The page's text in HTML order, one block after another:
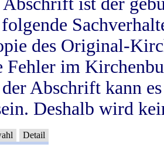
des Original-
Fehler im
Abschrift kann
Deshalb wird
Detail